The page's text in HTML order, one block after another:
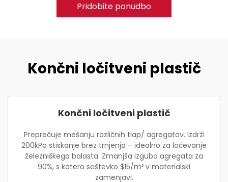
Pridobite ponudbo
Končni ločitveni plastič
Končni ločitveni plastič
Preprečuje mešanju različnih tlap/ agregatov. Izdrži
200kPa stiskanje brez trnjenja – idealno za ločevanje
železniškega balasta. Zmanjša izgubo agregata za
90%, s katero seštevko $15/m³ v materialski
zamenjavi.